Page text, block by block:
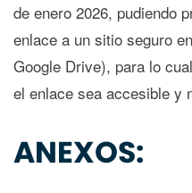
de enero 2026, pudiendo
enlace a un sitio seguro
Google Drive), para lo
el enlace sea accesible y
ANEXOS: